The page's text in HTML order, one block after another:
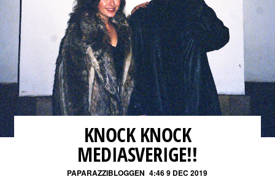
KNOCK KNOCK
MEDIASVERIGE!!
PAPARAZZIBLOGGEN 4:46 9 DEC 2019